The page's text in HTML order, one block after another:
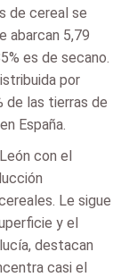
de cereal se
abarcan 5,79
es de secano.
por
de las tierras de
España.
con el
Le sigue
y el
destacan
casi el